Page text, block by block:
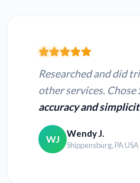
Researched and did
other services. Chose
accuracy and
WJ Wendy J.
Shippensburg, PA USA